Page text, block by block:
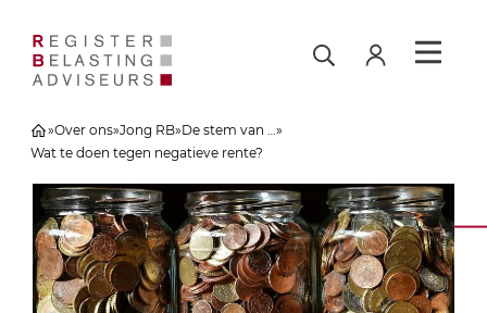
»Over ons»Jong RB»De stem van …»
Wat te doen tegen negatieve rente?